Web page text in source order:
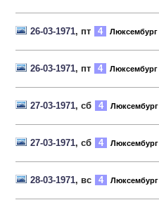
26-03-1971, пт 4 Люксембург
26-03-1971, пт 4 Люксембург
27-03-1971, сб 4 Люксембург
27-03-1971, сб 4 Люксембург
28-03-1971, вс 4 Люксембург